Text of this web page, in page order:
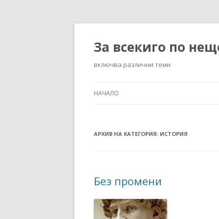
За всекиго по
включва различни теми
НАЧАЛО
АРХИВ НА КАТЕГОРИЯ: ИСТОРИЯ
Без промени